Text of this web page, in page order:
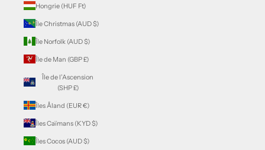
Hongrie (HUF Ft)
Île Christmas (AUD $)
Île Norfolk (AUD $)
Île de Man (GBP £)
Île de l’Ascension
(SHP £)
Îles Åland (EUR €)
Îles Caïmans (KYD $)
Îles Cocos (AUD $)